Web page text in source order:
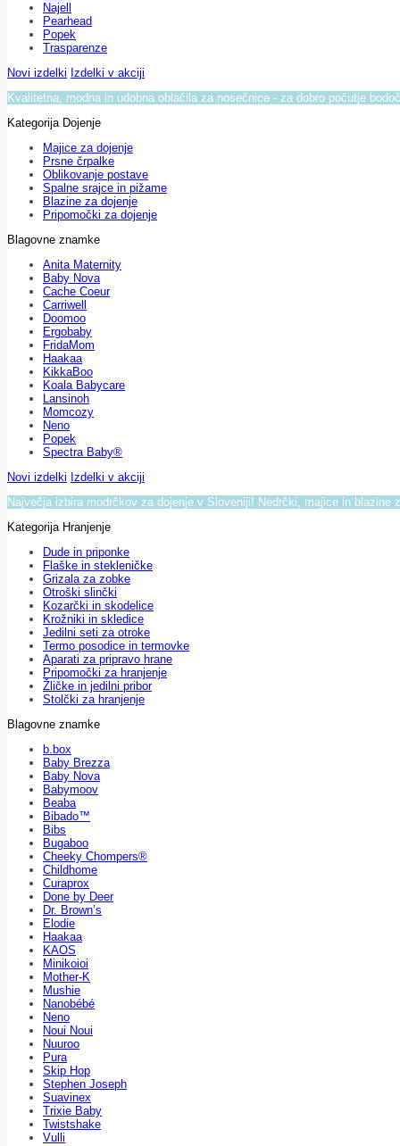
Najell
Pearhead
Popek
Trasparenze
Novi izdelki Izdelki v akciji
Kvalitetna, modna in udobna oblačila za nosečnice - za dobro počutje
Kategorija Dojenje
Majice za dojenje
Prsne črpalke
Oblikovanje postave
Spalne srajce in pižame
Blazine za dojenje
Pripomočki za dojenje
Blagovne znamke
Anita Maternity
Baby Nova
Cache Coeur
Carriwell
Doomoo
Ergobaby
FridaMom
Haakaa
KikkaBoo
Koala Babycare
Lansinoh
Momcozy
Neno
Popek
Spectra Baby®
Novi izdelki Izdelki v akciji
Največja izbira modrčkov za dojenje v Sloveniji! Nedrčki, majice in blazine
Kategorija Hranjenje
Dude in priponke
Flaške in stekleničke
Grizala za zobke
Otroški slinčki
Kozarčki in skodelice
Krožniki in skledice
Jedilni seti za otroke
Termo posodice in termovke
Aparati za pripravo hrane
Pripomočki za hranjenje
Žličke in jedilni pribor
Stolčki za hranjenje
Blagovne znamke
b.box
Baby Brezza
Baby Nova
Babymoov
Beaba
Bibado™
Bibs
Bugaboo
Cheeky Chompers®
Childhome
Curaprox
Done by Deer
Dr. Brown’s
Elodie
Haakaa
KAOS
Minikoioi
Mother-K
Mushie
Nanobébé
Neno
Noui Noui
Nuuroo
Pura
Skip Hop
Stephen Joseph
Suavinex
Trixie Baby
Twistshake
Vulli